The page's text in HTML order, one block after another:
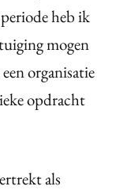
heb ik
mogen
organisatie
opdracht
als